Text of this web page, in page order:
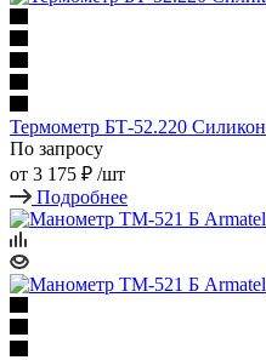
Термометр БТ-52.220 Силикон
По запросу
от 3 175 ₽ /шт
Подробнее